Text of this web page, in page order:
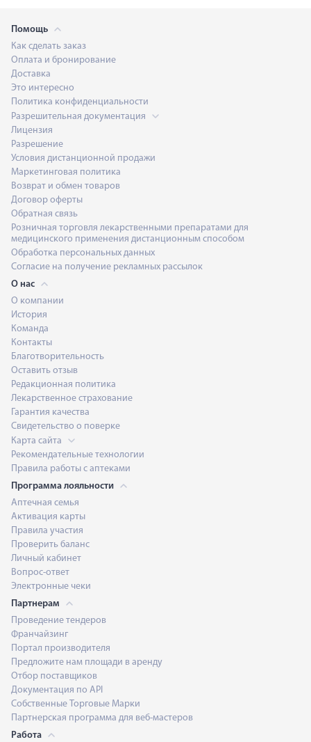
Помощь
Как сделать заказ
Оплата и бронирование
Доставка
Это интересно
Политика конфиденциальности
Разрешительная документация
Лицензия
Разрешение
Условия дистанционной продажи
Маркетинговая политика
Возврат и обмен товаров
Договор оферты
Обратная связь
Розничная торговля лекарственными препаратами для
медицинского применения дистанционным способом
Обработка персональных данных
Согласие на получение рекламных рассылок
О нас
О компании
История
Команда
Контакты
Благотворительность
Оставить отзыв
Редакционная политика
Лекарственное страхование
Гарантия качества
Свидетельство о поверке
Карта сайта
Рекомендательные технологии
Правила работы с аптеками
Программа лояльности
Аптечная семья
Активация карты
Правила участия
Проверить баланс
Личный кабинет
Вопрос-ответ
Электронные чеки
Партнерам
Проведение тендеров
Франчайзинг
Портал производителя
Предложите нам площади в аренду
Отбор поставщиков
Документация по API
Собственные Торговые Марки
Партнерская программа для веб-мастеров
Работа